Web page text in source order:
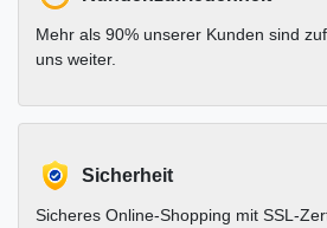
Mehr als 90% unserer Kunden sind
uns weiter.
Sicherheit
Sicheres Online-Shopping mit SSL-